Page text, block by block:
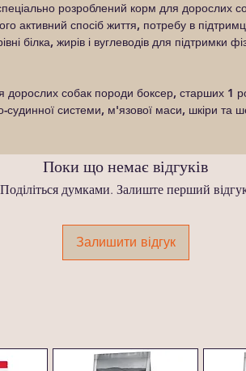
розроблений корм для дорослих
активний спосіб життя, потребу в
білка, жирів і вуглеводів для підтримки
дорослих собак породи боксер, старших 1
судинної системи, м'язової маси, шкіри та
Поки що немає відгуків
Поділіться думками. Залиште перший
Залишити відгук